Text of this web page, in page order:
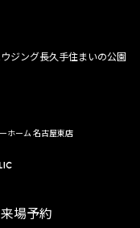
来場予約
ジング長久手住まいの公園
ホーム 名古屋東店